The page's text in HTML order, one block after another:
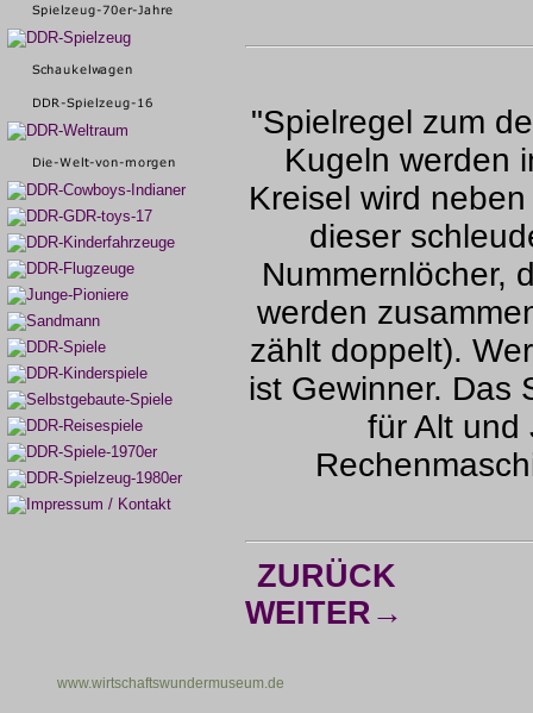
"Spielregel zum
Kugeln werden
Kreisel wird
dieser
Nummernlöcher,
werden
zählt doppelt).
ist Gewinner. Das
für Alt und
ZURÜCK
WEITER→
www.wirtschaftswundermuseum.de